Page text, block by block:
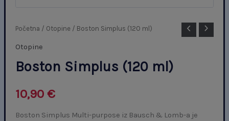
Početna / Otopine / Boston Simplus (120 ml)
Otopine
Boston Simplus (120 ml)
10,90 €
Boston Simplus Multi-purpose iz Bausch & Lomb-a je
Boston
Simplus
ml)